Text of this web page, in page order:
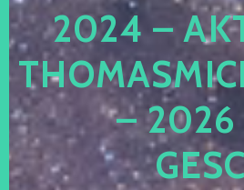
2024 –
– 2026